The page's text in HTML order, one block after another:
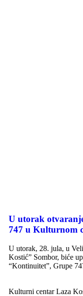
U utorak
747 u Kulturnom
U utorak, 28. jula, u
Kostić” Sombor, biće
“Kontinuitet”, Grupe
Kulturni centar Laza